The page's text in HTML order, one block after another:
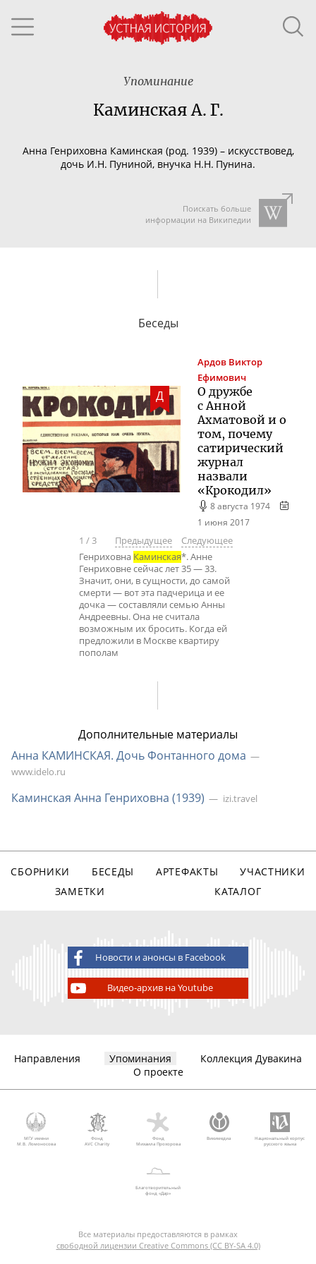
Упоминание
Каминская А. Г.
Анна Генриховна Каминская (род. 1939) – искусствовед,
дочь И.Н. Пуниной, внучка Н.Н. Пунина.
Поискать больше
информации на Википедии
Беседы
Д
Ардов Виктор
Ефимович
О дружбе
с Анной
Ахматовой и о
том, почему
сатирический
журнал
назвали
«Крокодил»
8 августа 1974
1 июня 2017
1 /3 Предыдущее
Следующее
Генриховна Каминская*. Анне
Генриховне сейчас лет 35 — 33.
Значит, они, в сущности, до самой
смерти — вот эта падчерица и ее
дочка — составляли семью Анны
Андреевны. Она не считала
возможным их бросить. Когда ей
предложили в Москве квартиру
пополам
Дополнительные материалы
Анна КАМИНСКАЯ. Дочь Фонтанного дома
www.idelo.ru
Каминская Анна Генриховна (1939) izi.travel
СБОРНИКИ БЕСЕДЫ АРТЕФАКТЫ
УЧАСТНИКИ
ЗАМЕТКИ
КАТАЛОГ
Новости и анонсы в Facebook
Видео-архив на Youtube
Направления Упоминания
Коллекция Дувакина
О проекте
МГУ имени
М.В. Ломоносова
Фонд
AVC Charity
Фонд
Михаила Прохорова
Викимедиа
Национальный корпус
русского языка
Благотворительный
фонд «Дар»
Все материалы предоставляются в рамках
свободной лицензии Creative Commons (CC BY-SA 4.0)